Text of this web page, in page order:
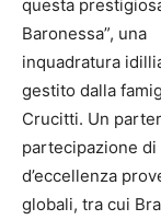
questa
Baronessa”, una
inquadratura
gestito dalla
Crucitti. Un
partecipazione
d’eccellenza
globali, tra cui